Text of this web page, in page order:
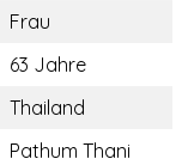
Frau
63 Jahre
Thailand
Pathum Thani